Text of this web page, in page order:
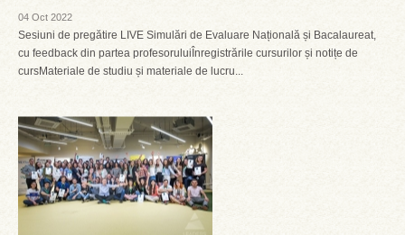
04 Oct 2022
Sesiuni de pregătire LIVE Simulări de Evaluare Națională și Bacalaureat,
cu feedback din partea profesoruluiÎnregistrările cursurilor și notițe de
cursMateriale de studiu și materiale de lucru...